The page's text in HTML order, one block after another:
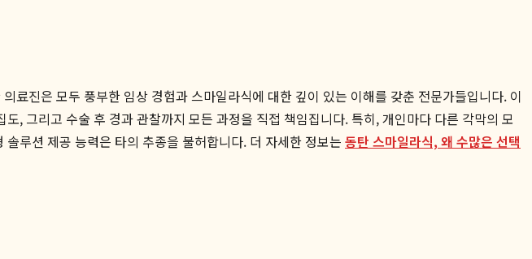
료진은 모두 풍부한 임상 경험과 스마일라식에 대한 깊이 있는 이해를 갖춘 전문가들입니다. 이
, 그리고 수술 후 경과 관찰까지 모든 과정을 직접 책임집니다. 특히, 개인마다 다른 각막의 모
루션 제공 능력은 타의 추종을 불허합니다. 더 자세한 정보는 동탄 스마일라식, 왜 수많은 선택